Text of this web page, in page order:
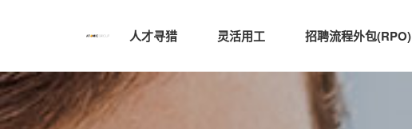
人才寻猎 灵活用工 招聘流程外包(RPO)